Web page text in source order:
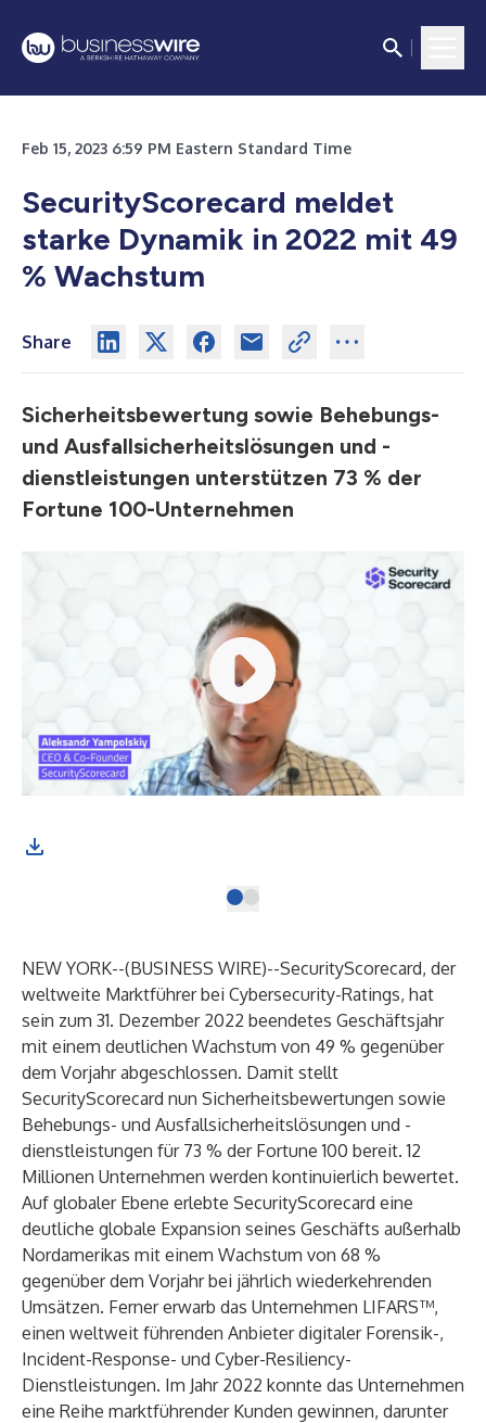
Feb 15, 2023 6:59 PM Eastern Standard Time
SecurityScorecard meldet
starke Dynamik in 2022 mit 49
% Wachstum
Share
Sicherheitsbewertung sowie Behebungs-
und Ausfallsicherheitslösungen und -
dienstleistungen unterstützen 73 % der
Fortune 100-Unternehmen
NEW YORK--(BUSINESS WIRE)--SecurityScorecard, der
weltweite Marktführer bei Cybersecurity-Ratings, hat
sein zum 31. Dezember 2022 beendetes Geschäftsjahr
mit einem deutlichen Wachstum von 49 % gegenüber
dem Vorjahr abgeschlossen. Damit stellt
SecurityScorecard nun Sicherheitsbewertungen sowie
Behebungs- und Ausfallsicherheitslösungen und -
dienstleistungen für 73 % der Fortune 100 bereit. 12
Millionen Unternehmen werden kontinuierlich bewertet.
Auf globaler Ebene erlebte SecurityScorecard eine
deutliche globale Expansion seines Geschäfts außerhalb
Nordamerikas mit einem Wachstum von 68 %
gegenüber dem Vorjahr bei jährlich wiederkehrenden
Umsätzen. Ferner erwarb das Unternehmen LIFARS™,
einen weltweit führenden Anbieter digitaler Forensik-,
Incident-Response- und Cyber-Resiliency-
Dienstleistungen. Im Jahr 2022 konnte das Unternehmen
eine Reihe marktführender Kunden gewinnen, darunter